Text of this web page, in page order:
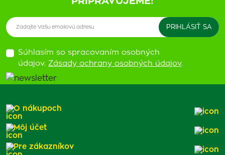
Súhlasím so spracovaním osobných
údajov. Zásady ochrany osobných údajov.
O nákupoch
Môj účet
Pre zákazníkov